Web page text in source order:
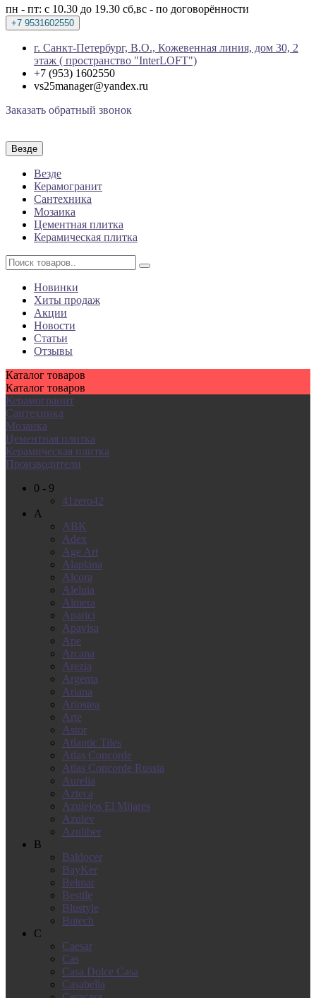
пн - пт: с 10.30 до 19.30 сб,вс - по договорённости
+7 9531602550
г. Санкт-Петербург, В.О., Кожевенная линия, дом 30, 2
этаж ( пространство "InterLOFT")
+7 (953) 1602550
vs25manager@yandex.ru
Заказать обратный звонок
Везде
Везде
Керамогранит
Сантехника
Мозаика
Цементная плитка
Керамическая плитка
Новинки
Хиты продаж
Акции
Новости
Статьи
Отзывы
Каталог товаров
Каталог товаров
Керамогранит
Сантехника
Мозаика
Цементная плитка
Керамическая плитка
Производители
0 - 9
41zero42
A
ABK
Adex
Age Art
Alaplana
Alcora
Aleluia
Almera
Aparici
Apavisa
Ape
Arcana
Arezia
Argenta
Ariana
Ariostea
Arte
Astor
Atlantic Tiles
Atlas Concorde
Atlas Concorde Russia
Aurelia
Azteca
Azulejos El Mijares
Azulev
Azuliber
B
Baldocer
BayKer
Belmar
Bestile
Blustyle
Butech
C
Caesar
Cas
Casa Dolce Casa
Casabella